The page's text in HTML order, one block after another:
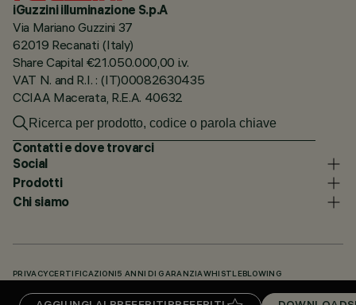
iGuzzini illuminazione S.p.A
Via Mariano Guzzini 37
62019 Recanati (Italy)
Share Capital €21.050.000,00 i.v.
VAT N. and R.I. : (IT)00082630435
CCIAA Macerata, R.E.A. 40632
Contatti e dove trovarci
Social
Prodotti
Chi siamo
PRIVACY CERTIFICAZIONI 5 ANNI DI GARANZIAWHISTLEBLOWING